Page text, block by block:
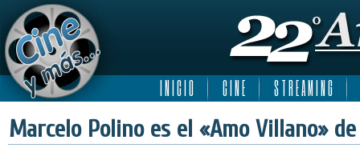
I N I C I O C I N E S T R E A M I N G
Marcelo Polino es el «Amo Villano»